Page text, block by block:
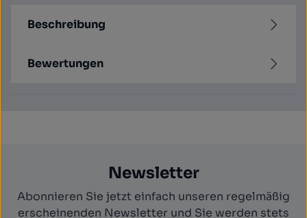
Beschreibung
Bewertungen
Newsletter
Abonnieren Sie jetzt einfach unseren regelmäßig
erscheinenden Newsletter und Sie werden stets